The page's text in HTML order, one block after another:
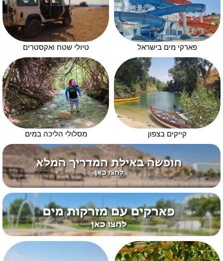
פארקי מים בישראל טיולי שטח ואקסטרים
קייקים בצפון מסלולי הליכה במים